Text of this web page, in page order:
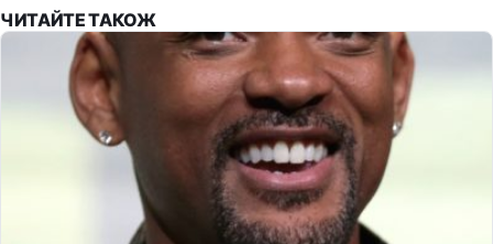
ЧИТАЙТЕ ТАКОЖ